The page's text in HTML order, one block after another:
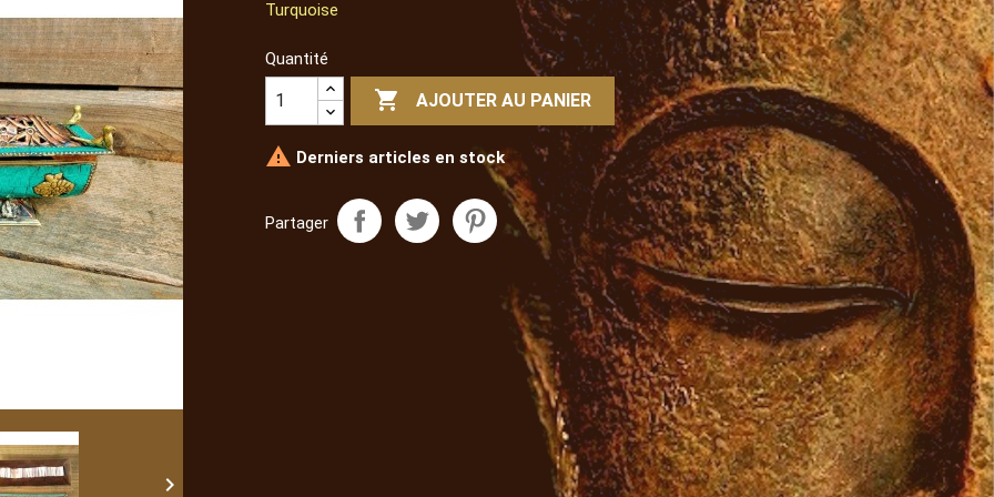

Turquoise
Quantité
 AJOUTER AU PANIER
 Derniers articles en stock
Partager